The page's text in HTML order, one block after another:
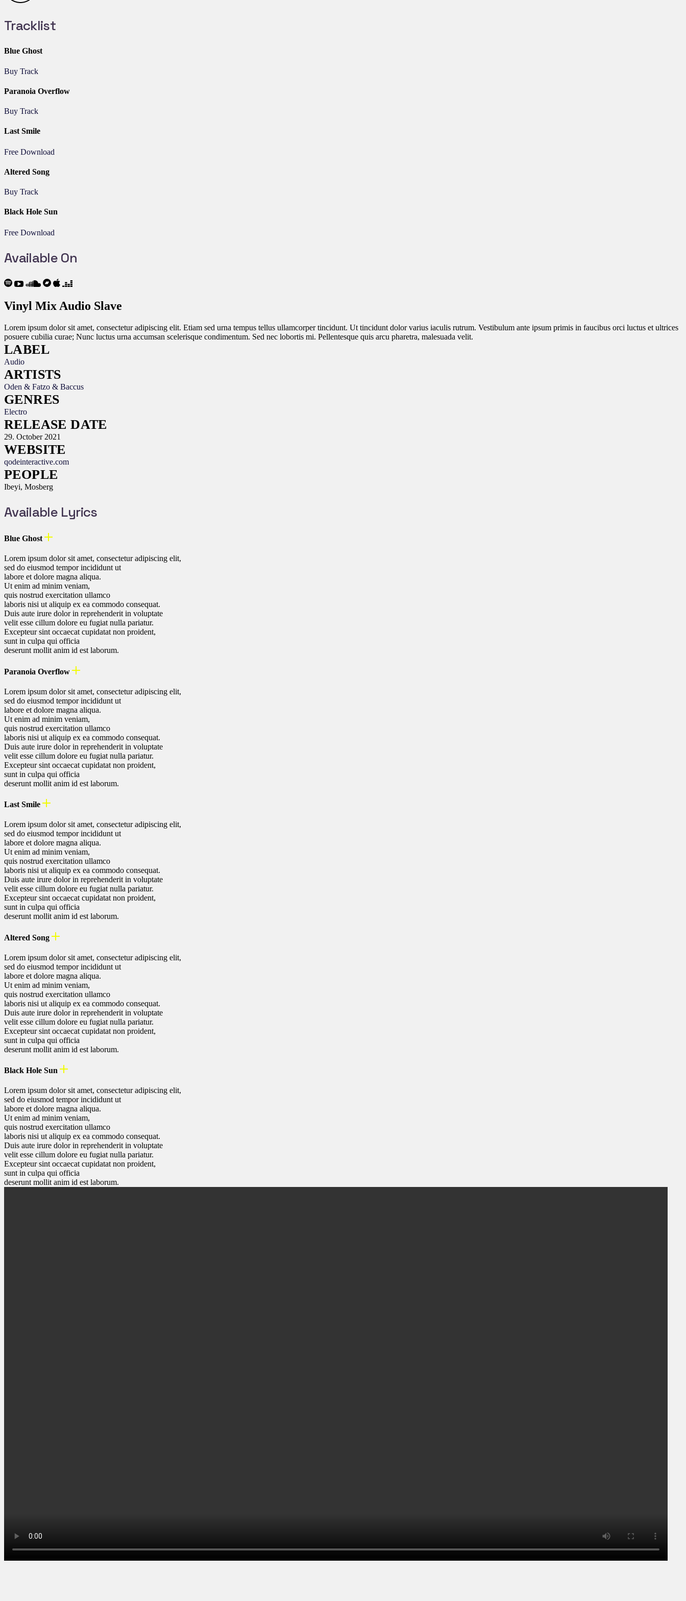
Tracklist
Blue Ghost
Buy Track
Paranoia Overflow
Buy Track
Last Smile
Free Download
Altered Song
Buy Track
Black Hole Sun
Free Download
Available On
Vinyl Mix Audio Slave
Lorem ipsum dolor sit amet, consectetur adipiscing elit. Etiam sed urna tempus tellus ullamcorper tincidunt. Ut tincidunt dolor varius iaculis rutrum. Vestibulum ante ipsum primis in faucibus orci luctus et ultrices
posuere cubilia curae; Nunc luctus urna accumsan scelerisque condimentum. Sed nec lobortis mi. Pellentesque quis arcu pharetra, malesuada velit.
LABEL
Audio
ARTISTS
Oden & Fatzo & Baccus
GENRES
Electro
RELEASE DATE
29. October 2021
WEBSITE
qodeinteractive.com
PEOPLE
Ibeyi, Mosberg
Available Lyrics
Blue Ghost
Lorem ipsum dolor sit amet, consectetur adipiscing elit,
sed do eiusmod tempor incididunt ut
labore et dolore magna aliqua.
Ut enim ad minim veniam,
quis nostrud exercitation ullamco
laboris nisi ut aliquip ex ea commodo consequat.
Duis aute irure dolor in reprehenderit in voluptate
velit esse cillum dolore eu fugiat nulla pariatur.
Excepteur sint occaecat cupidatat non proident,
sunt in culpa qui officia
deserunt mollit anim id est laborum.
Paranoia Overflow
Lorem ipsum dolor sit amet, consectetur adipiscing elit,
sed do eiusmod tempor incididunt ut
labore et dolore magna aliqua.
Ut enim ad minim veniam,
quis nostrud exercitation ullamco
laboris nisi ut aliquip ex ea commodo consequat.
Duis aute irure dolor in reprehenderit in voluptate
velit esse cillum dolore eu fugiat nulla pariatur.
Excepteur sint occaecat cupidatat non proident,
sunt in culpa qui officia
deserunt mollit anim id est laborum.
Last Smile
Lorem ipsum dolor sit amet, consectetur adipiscing elit,
sed do eiusmod tempor incididunt ut
labore et dolore magna aliqua.
Ut enim ad minim veniam,
quis nostrud exercitation ullamco
laboris nisi ut aliquip ex ea commodo consequat.
Duis aute irure dolor in reprehenderit in voluptate
velit esse cillum dolore eu fugiat nulla pariatur.
Excepteur sint occaecat cupidatat non proident,
sunt in culpa qui officia
deserunt mollit anim id est laborum.
Altered Song
Lorem ipsum dolor sit amet, consectetur adipiscing elit,
sed do eiusmod tempor incididunt ut
labore et dolore magna aliqua.
Ut enim ad minim veniam,
quis nostrud exercitation ullamco
laboris nisi ut aliquip ex ea commodo consequat.
Duis aute irure dolor in reprehenderit in voluptate
velit esse cillum dolore eu fugiat nulla pariatur.
Excepteur sint occaecat cupidatat non proident,
sunt in culpa qui officia
deserunt mollit anim id est laborum.
Black Hole Sun
Lorem ipsum dolor sit amet, consectetur adipiscing elit,
sed do eiusmod tempor incididunt ut
labore et dolore magna aliqua.
Ut enim ad minim veniam,
quis nostrud exercitation ullamco
laboris nisi ut aliquip ex ea commodo consequat.
Duis aute irure dolor in reprehenderit in voluptate
velit esse cillum dolore eu fugiat nulla pariatur.
Excepteur sint occaecat cupidatat non proident,
sunt in culpa qui officia
deserunt mollit anim id est laborum.